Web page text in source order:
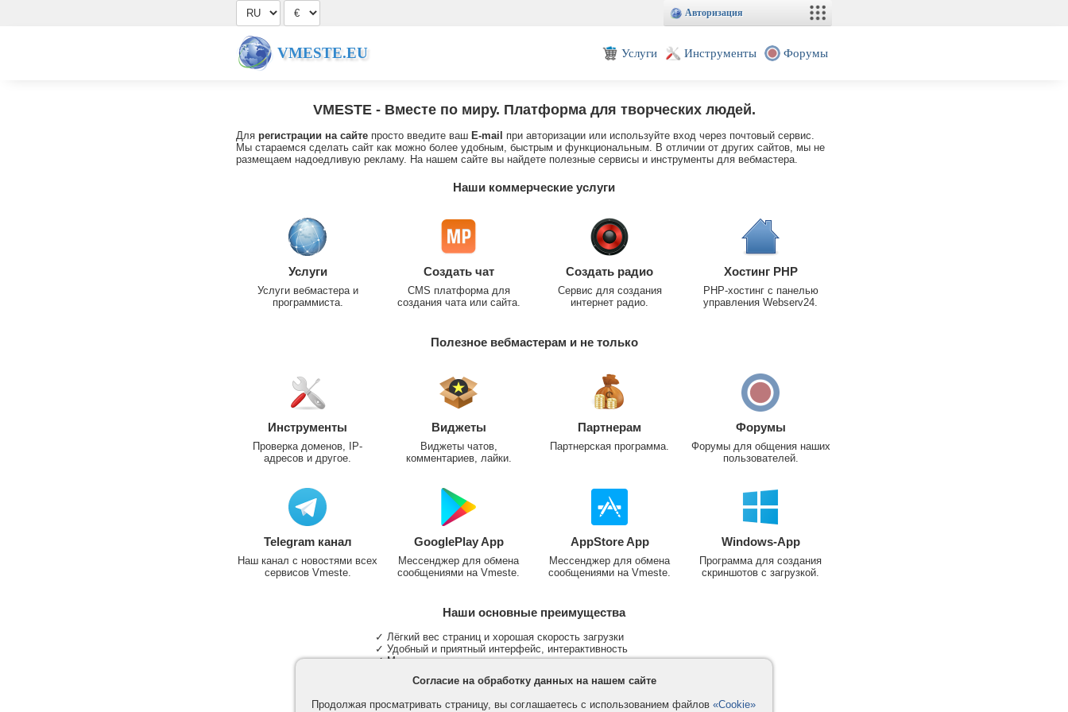
Авторизация
VMESTE.EU Услуги Инструменты Форумы
VMESTE- Вместе по миру. Платформа для творческих людей.
Для регистрации на сайте просто введите ваш E-mail
при авторизации или используйте вход через почтовый сервис.
Мы стараемся сделать сайт как можно более удобным, быстрым и функциональным. В отличии от других сайтов, мы не
размещаем надоедливую рекламу. На нашем сайте вы найдете полезные сервисы и инструменты для вебмастера.
Наши коммерческие услуги
Услуги
Услуги вебмастера и
программиста.
Создать чат
CMS платформа для
создания чата или сайта.
Создать радио
Сервис для создания
интернет радио.
Хостинг PHP
PHP-хостинг с панелью
управления Webserv24.
Полезное вебмастерам и не только
Инструменты
Проверка доменов, IP-
адресов и другое.
Виджеты
Виджеты чатов,
комментариев, лайки.
Партнерам
Партнерская программа.
Форумы
Форумы для общения наших
пользователей.
Telegram канал
Наш канал с новостями всех
сервисов Vmeste.
GooglePlay App
Мессенджер для обмена
сообщениями на Vmeste.
AppStore App
Мессенджер для обмена
сообщениями на Vmeste.
Windows-App
Программа для создания
скриншотов с загрузкой.
Наши основные преимущества
✓ Лёгкий вес страниц и хорошая скорость загрузки
✓ Удобный и приятный интерфейс, интерактивность
✓ Мы не размещаем надоедливую рекламу
✓ Участие в группах и сообществах
✓ Поддержка основных типов и больших файлов
Согласие на обработку данных на нашем сайте
Продолжая просматривать страницу, вы соглашаетесь с использованием файлов «Cookie»